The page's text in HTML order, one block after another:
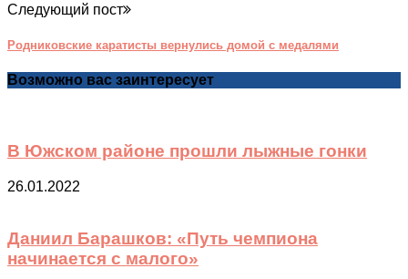
Следующий пост
Родниковские каратисты вернулись домой с медалями
Возможно вас заинтересует
В Южском районе прошли лыжные гонки
26.01.2022
Даниил Барашков: «Путь чемпиона
начинается с малого»